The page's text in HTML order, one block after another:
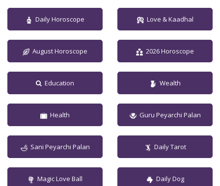
Daily Horoscope Love & Kaadhal
August Horoscope 2026 Horoscope
Education Wealth
Health Guru Peyarchi Palan
Sani Peyarchi Palan Daily Tarot
Magic Love Ball Daily Dog